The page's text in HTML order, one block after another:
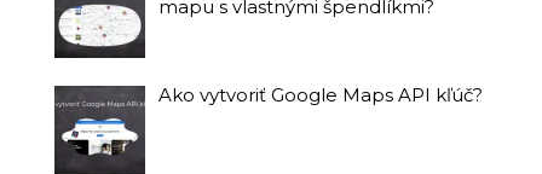
mapu s vlastnými špendlíkmi?
Ako vytvoriť Google Maps API kľúč?